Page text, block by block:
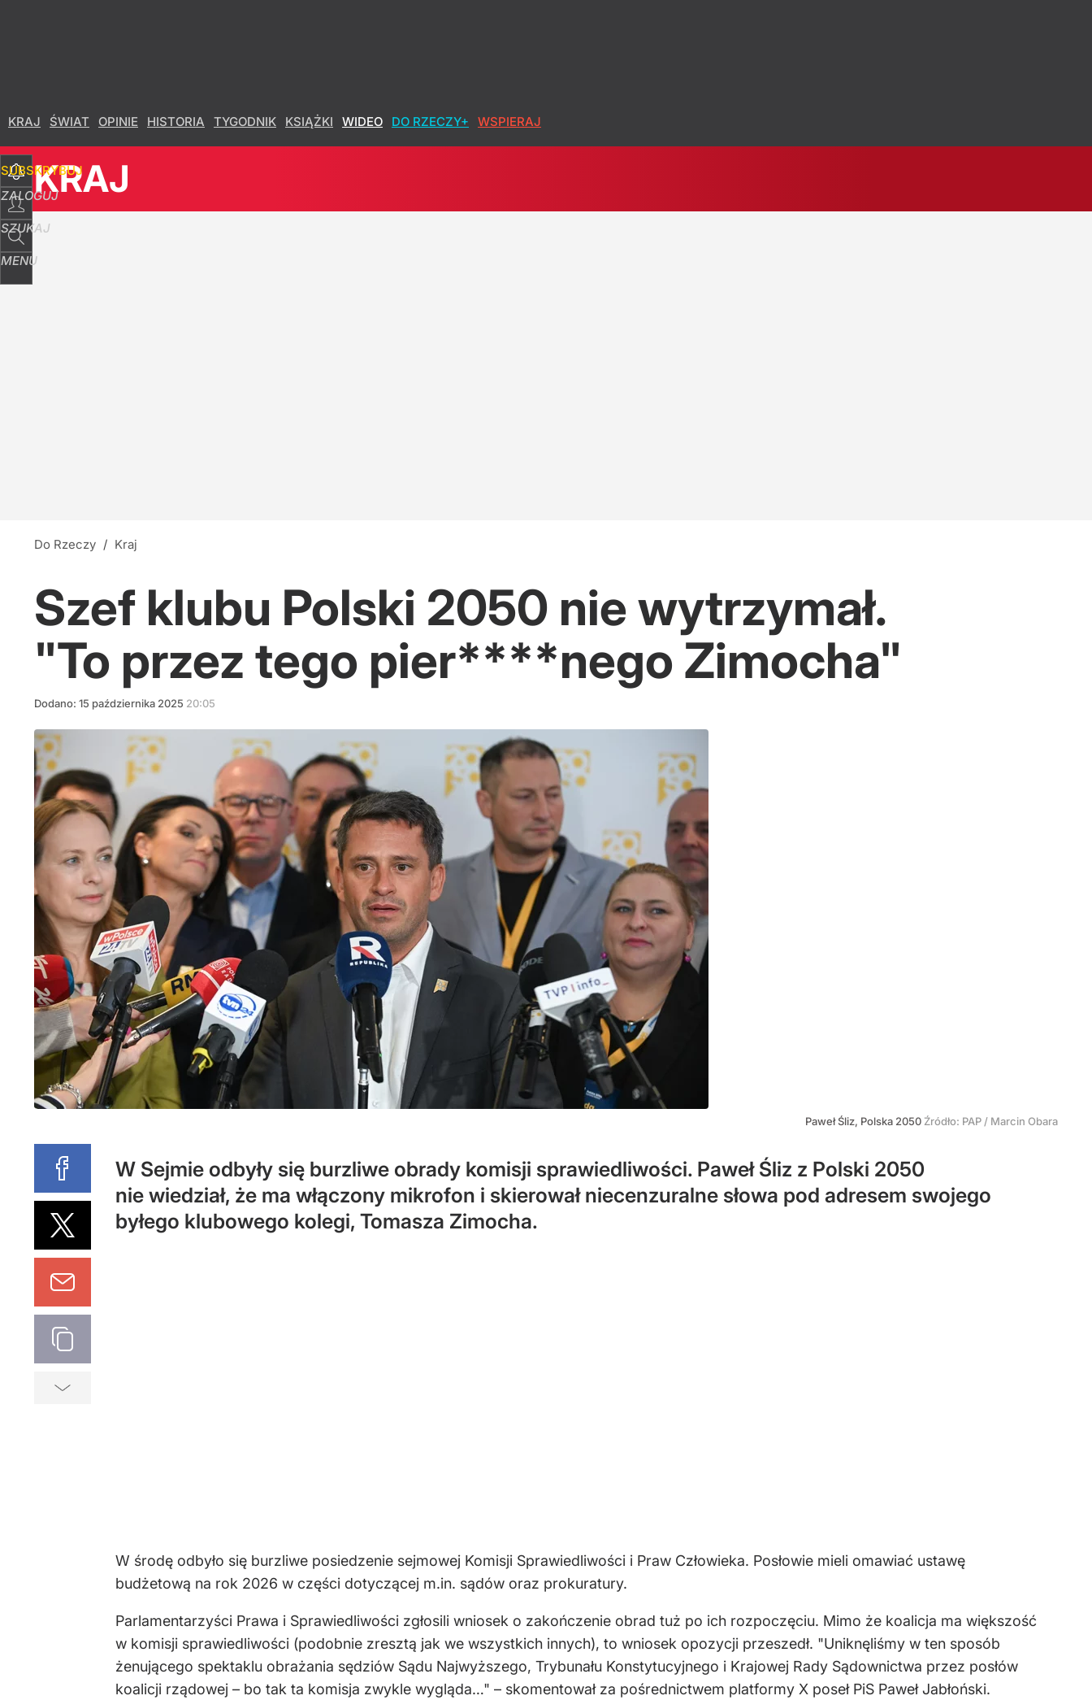
KRAJ ŚWIAT OPINIE HISTORIA TYGODNIK KSIĄŻKI WIDEO DO RZECZY+ WSPIERAJ
SUBSKRYBUJ
ZALOGUJ
SZUKAJ
MENU
KRAJ
Do Rzeczy / Kraj
Szef klubu Polski 2050 nie wytrzymał.
"To przez tego pier****nego Zimocha"
Dodano: 15 października 2025 20:05
Paweł Śliz, Polska 2050 Źródło: PAP / Marcin Obara
W Sejmie odbyły się burzliwe obrady komisji sprawiedliwości. Paweł Śliz z Polski 2050
nie wiedział, że ma włączony mikrofon i skierował niecenzuralne słowa pod adresem swojego
byłego klubowego kolegi, Tomasza Zimocha.
W środę odbyło się burzliwe posiedzenie sejmowej Komisji Sprawiedliwości i Praw Człowieka. Posłowie mieli omawiać ustawę
budżetową na rok 2026 w części dotyczącej m.in. sądów oraz prokuratury.
Parlamentarzyści Prawa i Sprawiedliwości zgłosili wniosek o zakończenie obrad tuż po ich rozpoczęciu. Mimo że koalicja ma większość
w komisji sprawiedliwości (podobnie zresztą jak we wszystkich innych), to wniosek opozycji przeszedł. "Uniknęliśmy w ten sposób
żenującego spektaklu obrażania sędziów Sądu Najwyższego, Trybunału Konstytucyjnego i Krajowej Rady Sądownictwa przez posłów
koalicji rządowej – bo tak ta komisja zwykle wygląda…" – skomentował za pośrednictwem platformy X poseł PiS Paweł Jabłoński.